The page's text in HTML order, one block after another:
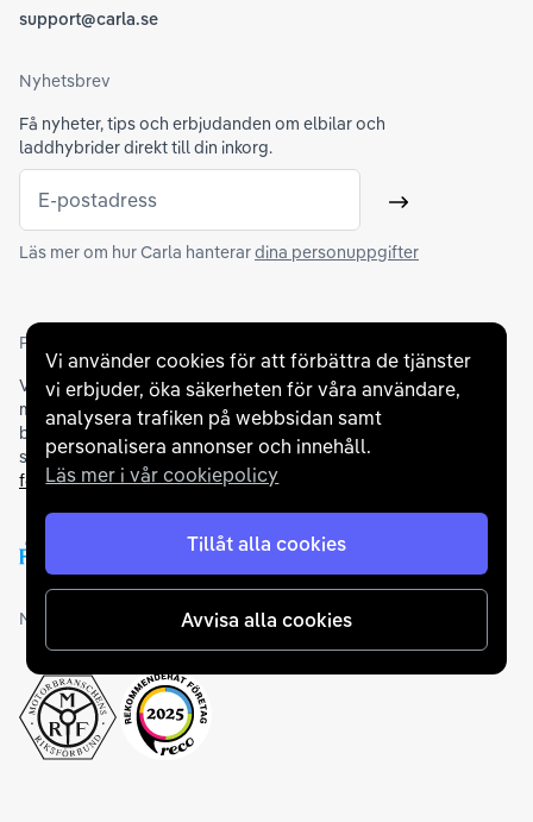
Vi använder cookies för att förbättra de tjänster
vi erbjuder, öka säkerheten för våra användare,
analysera trafiken på webbsidan samt
personalisera annonser och innehåll.
Läs mer i vår cookiepolicy
Tillåt alla cookies
Avvisa alla cookies
support@carla.se
Nyhetsbrev
Få nyheter, tips och erbjudanden om elbilar och
laddhybrider direkt till din inkorg.
E-postadress Skicka
Läs mer om hur Carla hanterardina personuppgifter
Partners och betallösningar
Vi samarbetar medflertalet banker för att erbjuda dig bästa
möjliga finansieringslösning och stödjer en rad olika
betalningsmetoder. För att du ska känna dig trygg vid ditt köp
samarbetar vi med Folksam och AutoConcept gällande
försäkringar och garantier.
Medlemskap och utmärkelser